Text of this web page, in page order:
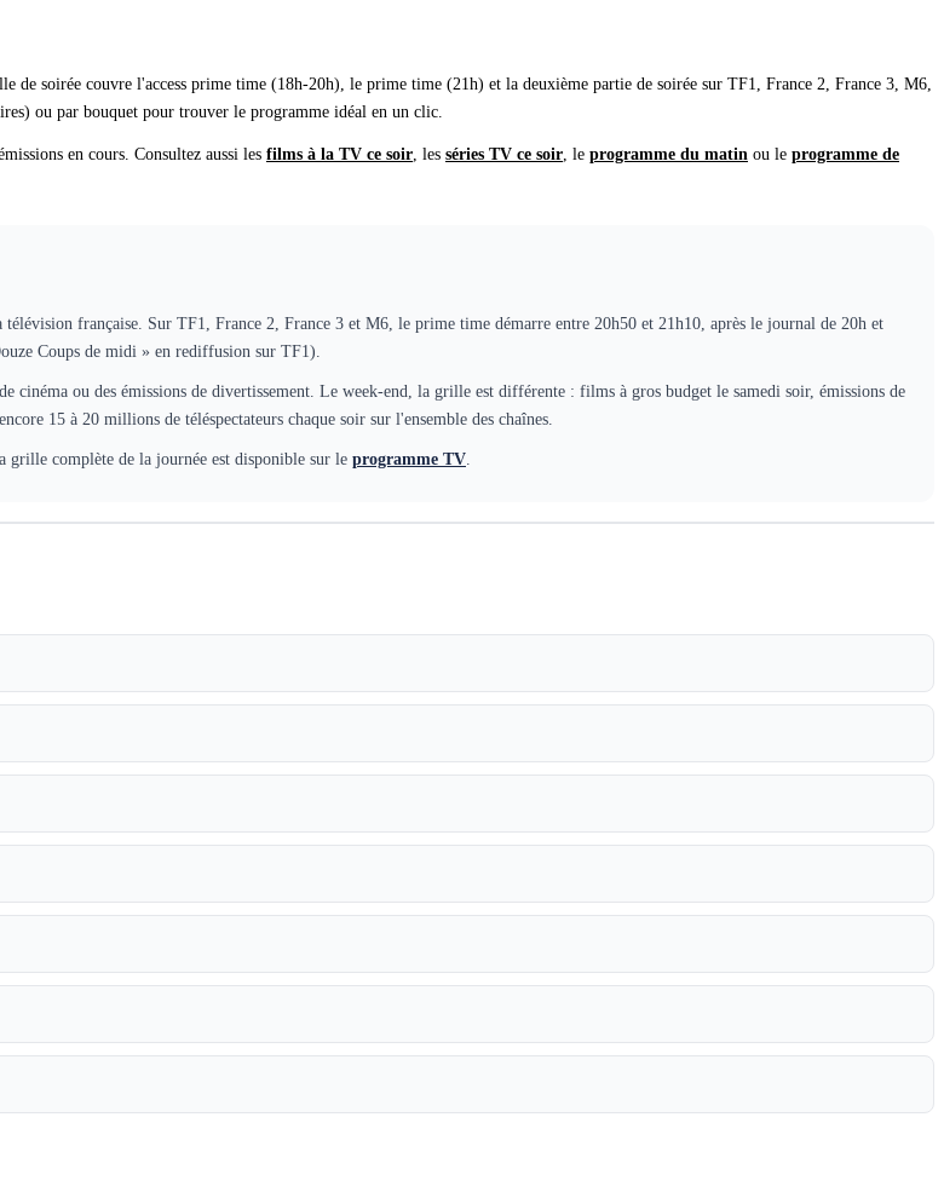
soirée couvre l'access prime time (18h-20h), le prime time (21h) et la deuxième partie de soirée sur TF1, France 2, France 3, M6,
ou par bouquet pour trouver le programme idéal en un clic.
en cours. Consultez aussi les films à la TV ce soir les séries TV ce soir le programme du matin ou le programme de
télévision française. Sur TF1, France 2, France 3 et M6, le prime time démarre entre 20h50 et 21h10, après le journal de 20h et
Coups de midi » en rediffusion sur TF1).
cinéma ou des émissions de divertissement. Le week-end, la grille est différente : films à gros budget le samedi soir, émissions de
15 à 20 millions de téléspectateurs chaque soir sur l'ensemble des chaînes.
grille complète de la journée est disponible sur le programme TV